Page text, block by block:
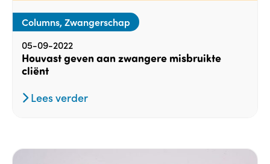
Columns, Zwangerschap
05-09-2022
Houvast geven aan zwangere misbruikte
cliënt
Lees verder